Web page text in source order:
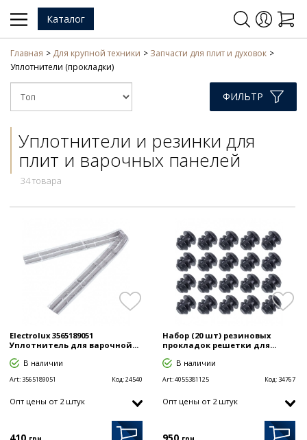
Каталог
Главная Для крупной техники
Запчасти для плит и духовок
Уплотнители (прокладки)
ФИЛЬТР
Уплотнители и резинки для
плит и варочных панелей
34 товара
Electrolux 3565189051
Уплотнитель для варочной...
В наличии
Art: 3565189051 Код:24540
Опт цены от 2 штук
Набор (20 шт) резиновых
прокладок решетки для...
В наличии
Art:4055381125 Код: 34767
Опт цены от 2 штук